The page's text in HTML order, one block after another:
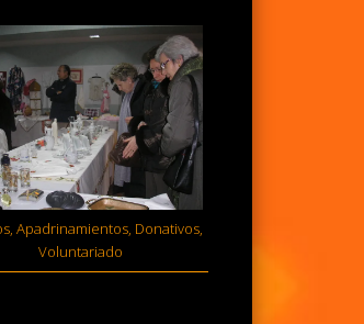
Apadrinamientos, Donativos,
Voluntariado